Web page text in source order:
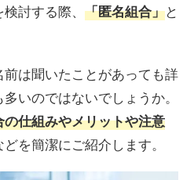
討する際、 「匿名組合」と
は聞いたことがあっても詳
いのではないでしょうか。
の仕組みやメリットや注意
どを簡潔にご紹介します。